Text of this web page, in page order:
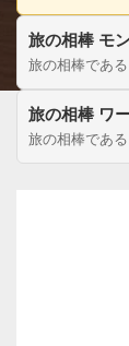
旅の相棒 モ
旅の相棒であ
旅の相棒 ワ
旅の相棒であ